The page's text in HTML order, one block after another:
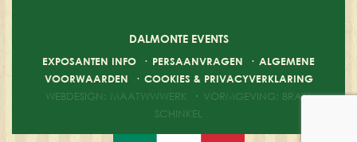
DALMONTE EVENTS
EXPOSANTEN INFO · PERSAANVRAGEN · ALGEMENE
VOORWAARDEN · COOKIES & PRIVACYVERKLARING
WEBDESIGN: MAATWWWERK
· VORMGEVING: BRAM
SCHINKEL